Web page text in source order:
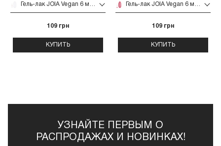
Гель-лак JOIA Vegan 6 мл (001)
109 грн
КУПИТЬ
Гель-лак JOIA Vegan 6 мл (118)
109 грн
КУПИТЬ
УЗНАЙТЕ ПЕРВЫМ О
РАСПРОДАЖАХ И НОВИНКАХ!